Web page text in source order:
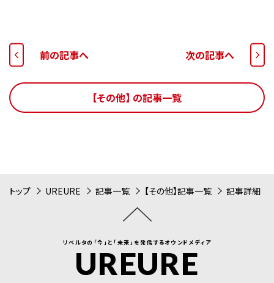
前の記事へ 次の記事へ
【その他】 の記事一覧
トップ UREURE 記事一覧 【その他】記事一覧 記事詳細
リベルタの「今」と「未来」を発信するオウンドメディア
UREURE